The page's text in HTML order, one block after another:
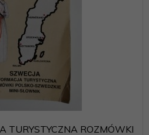
TURYSTYCZNA ROZMÓWKI